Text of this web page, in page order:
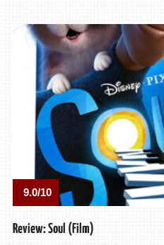
9.0/10
Review: Soul (Film)